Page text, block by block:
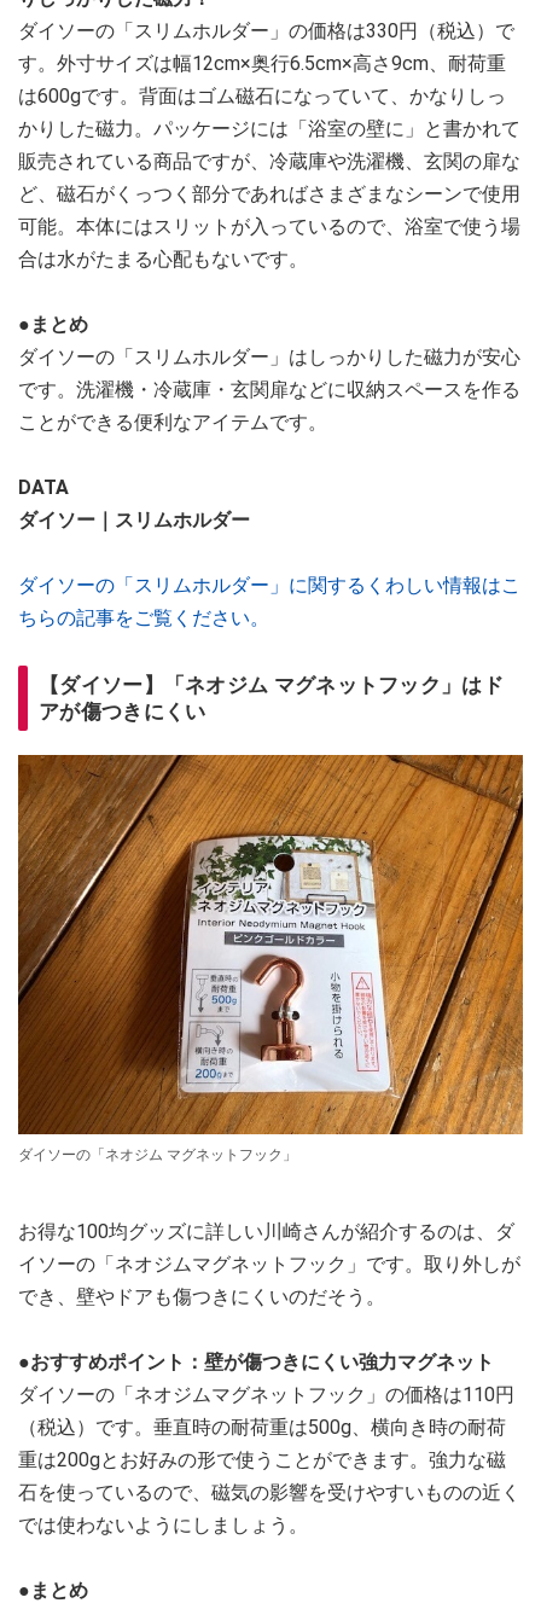
ダイソーの「スリムホルダー」の価格は330円（税込）で
す。外寸サイズは幅12cm×奥行6.5cm×高さ9cm、耐荷重
は600gです。背面はゴム磁石になっていて、かなりしっ
かりした磁力。パッケージには「浴室の壁に」と書かれて
販売されている商品ですが、冷蔵庫や洗濯機、玄関の扉な
ど、磁石がくっつく部分であればさまざまなシーンで使用
可能。本体にはスリットが入っているので、浴室で使う場
合は水がたまる心配もないです。
●まとめ
ダイソーの「スリムホルダー」はしっかりした磁力が安心
です。洗濯機・冷蔵庫・玄関扉などに収納スペースを作る
ことができる便利なアイテムです。
DATA
ダイソー｜スリムホルダー
ダイソーの「スリムホルダー」に関するくわしい情報はこ
ちらの記事をご覧ください。
【ダイソー】「ネオジム マグネットフック」はド
アが傷つきにくい
ダイソーの「ネオジム マグネットフック」
お得な100均グッズに詳しい川崎さんが紹介するのは、ダ
イソーの「ネオジムマグネットフック」です。取り外しが
でき、壁やドアも傷つきにくいのだそう。
●おすすめポイント：壁が傷つきにくい強力マグネット
ダイソーの「ネオジムマグネットフック」の価格は110円
（税込）です。垂直時の耐荷重は500g、横向き時の耐荷
重は200gとお好みの形で使うことができます。強力な磁
石を使っているので、磁気の影響を受けやすいものの近く
では使わないようにしましょう。
●まとめ